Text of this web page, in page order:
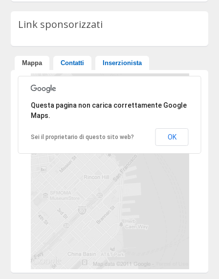
Link sponsorizzati
Mappa Contatti Inserzionista
Ci dispiace, l'indirizzo non è stato trovato.
Questa pagina non carica correttamente Google
Maps.
Sei il proprietario di questo sito web? OK